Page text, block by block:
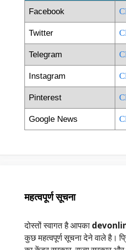
Facebook
Twitter
Telegram
Instagram
Pinterest
Google News
महत्वपूर्ण सूचना
दोस्तों स्वागत है आपका
कुछ महत्वपूर्ण सूचना देने वाले है।